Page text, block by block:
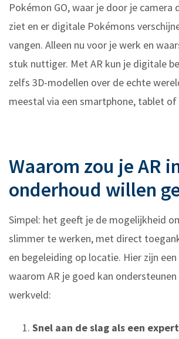
Pokémon GO, waar je door je camera
ziet en er digitale Pokémons
vangen. Alleen nu voor je werk en
stuk nuttiger. Met AR kun je digitale
zelfs 3D-modellen over de echte
meestal via een smartphone, tablet of
Waarom zou je AR
onderhoud willen
Simpel: het geeft je de mogelijkheid
slimmer te werken, met direct
en begeleiding op locatie. Hier zijn
waarom AR je goed kan
werkveld:
Snel aan de slag als een